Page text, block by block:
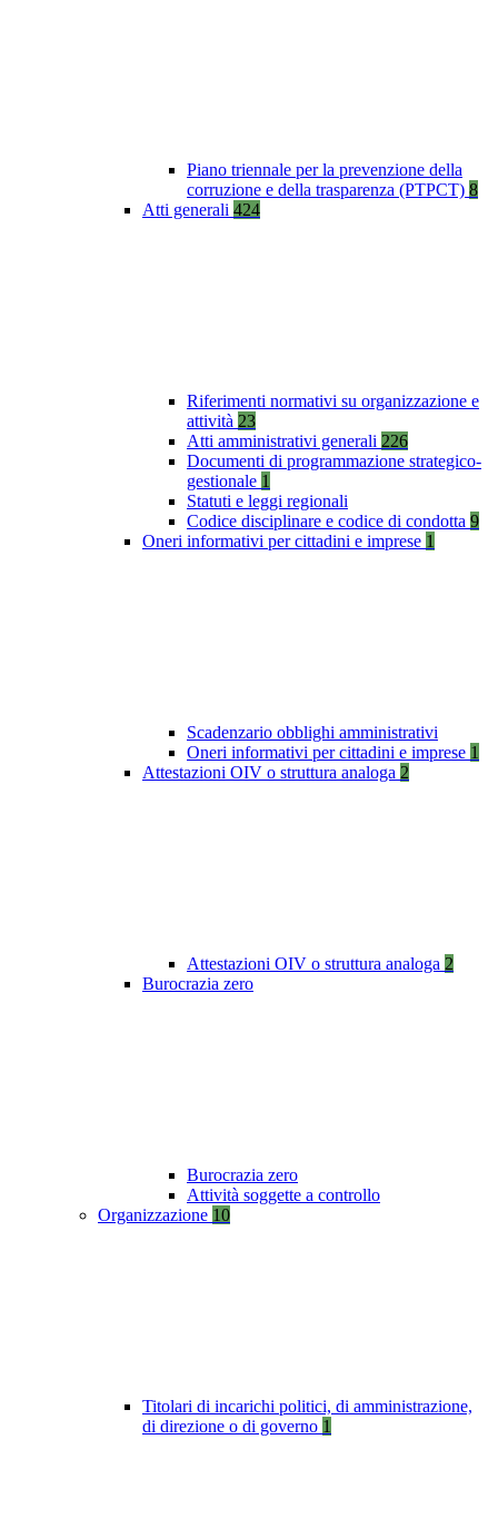
Piano triennale per la prevenzione della
corruzione e della trasparenza (PTPCT) 8
Atti generali 424
Riferimenti normativi su organizzazione e
attività 23
Atti amministrativi generali 226
Documenti di programmazione strategico-
gestionale 1
Statuti e leggi regionali
Codice disciplinare e codice di condotta 9
Oneri informativi per cittadini e imprese 1
Scadenzario obblighi amministrativi
Oneri informativi per cittadini e imprese 1
Attestazioni OIV o struttura analoga 2
Attestazioni OIV o struttura analoga 2
Burocrazia zero
Burocrazia zero
Attività soggette a controllo
Organizzazione 10
Titolari di incarichi politici, di amministrazione,
di direzione o di governo 1